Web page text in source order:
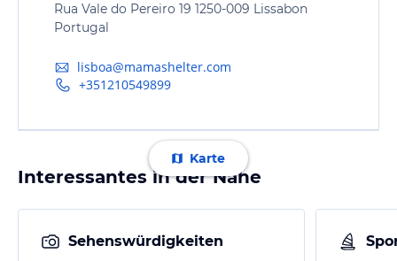
Rua Vale do Pereiro 19 1250-009 Lissabon
Portugal
lisboa@mamashelter.com
+351210549899
Karte
Interessantes in der Nähe
Sehenswürdigkeiten